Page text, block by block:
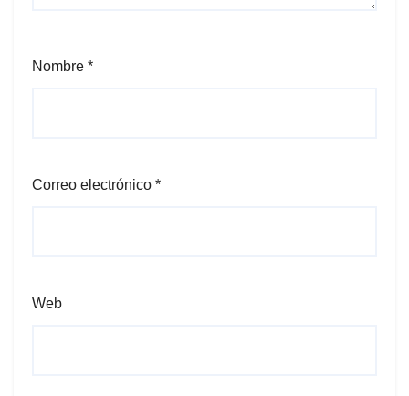
Nombre *
Correo electrónico *
Web